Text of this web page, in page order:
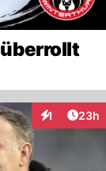
1
Interaktionen
23h